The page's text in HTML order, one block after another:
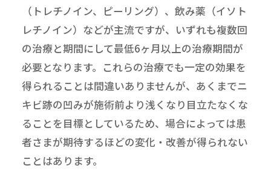
（トレチノイン、ピーリング）、飲み薬（イソト
レチノイン）などが主流ですが、いずれも複数回
の治療と期間にして最低6ヶ月以上の治療期間が
必要となります。これらの治療でも一定の効果を
得られることは間違いありませんが、あくまでニ
キビ跡の凹みが施術前より浅くなり目立たなくな
ることを目標としているため、場合によっては患
者さまが期待するほどの変化・改善が得られない
ことはあります。